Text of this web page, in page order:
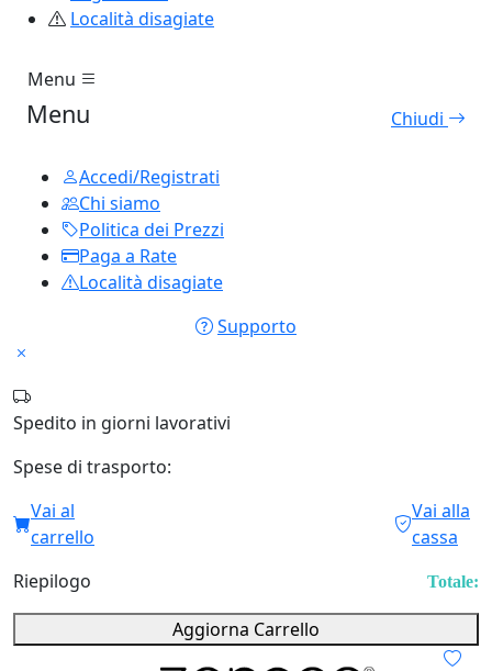
Località disagiate
Menu
Menu Chiudi
Accedi/Registrati
Chi siamo
Politica dei Prezzi
Paga a Rate
Località disagiate
Supporto
Spedito in giorni lavorativi
Spese di trasporto:
Vai al
carrello
Vai alla
cassa
Riepilogo
Totale:
Aggiorna Carrello